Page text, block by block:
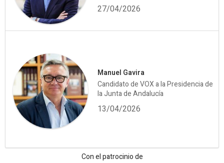
27/04/2026
Manuel Gavira
Candidato de VOX a la Presidencia de
la Junta de Andalucía
13/04/2026
Con el patrocinio de